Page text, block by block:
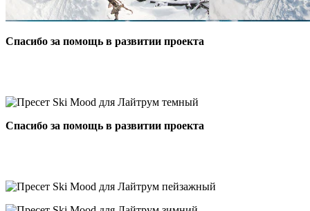
Спасибо за помощь в развитии проекта
Спасибо за помощь в развитии проекта